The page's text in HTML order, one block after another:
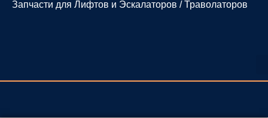
Перейти
Запчасти для Лифтов и Эскалаторов / Траволаторов